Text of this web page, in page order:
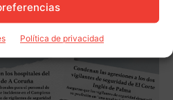
Política de privacidad